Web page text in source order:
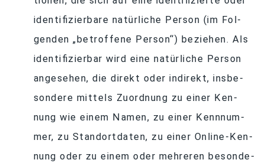
iden­ti­fi­zier­bare na­tür­li­che Per­son (im Fol­
gen­den „be­trof­fene Per­son“) be­zie­hen. Als
iden­ti­fi­zier­bar wird eine na­tür­li­che Per­son
an­ge­se­hen, die di­rekt oder in­di­rekt, ins­be­
son­dere mit­tels Zu­ord­nung zu ei­ner Ken­
nung wie ei­nem Na­men, zu ei­ner Kenn­num­
mer, zu Stand­ort­da­ten, zu ei­ner On­line-Ken­
nung oder zu ei­nem oder meh­re­ren be­son­de­